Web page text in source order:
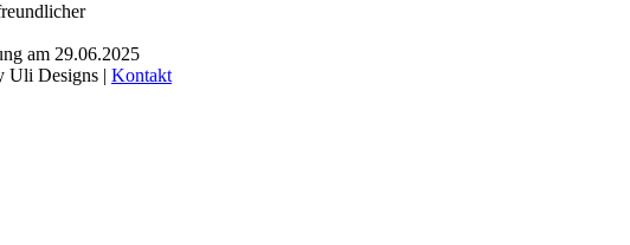
am 29.06.2025
Uli Designs | Kontakt